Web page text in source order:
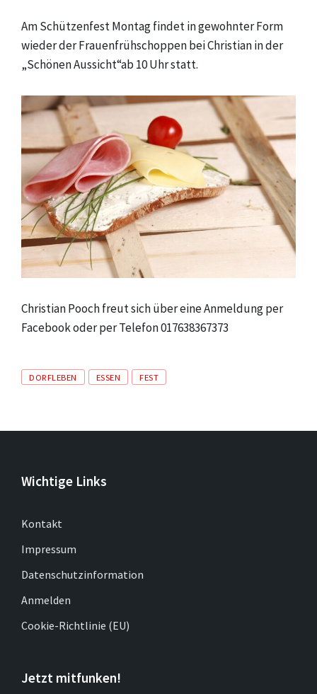
Am Schützenfest Montag findet in gewohnter Form
wieder der Frauenfrühschoppen bei Christian in der
„Schönen Aussicht“ab 10 Uhr statt.
Christian Pooch freut sich über eine Anmeldung per
Facebook oder per Telefon 017638367373
Tags
DORFLEBEN ESSEN FEST
Wichtige Links
Kontakt
Impressum
Datenschutzinformation
Anmelden
Cookie-Richtlinie (EU)
Jetzt mitfunken!